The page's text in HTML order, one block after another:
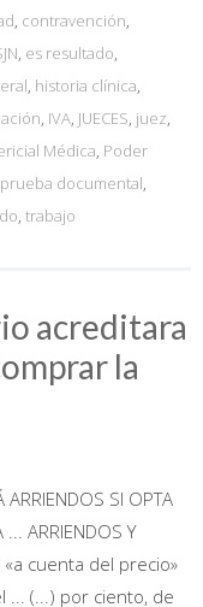
, contravención,
, es resultado,
, historia clínica,
, IVA, JUECES, juez,
Médica, Poder
prueba documental,
, trabajo
acreditara
la
ARRIENDOS SI OPTA
... ARRIENDOS Y
«a cuenta del precio»
... (...) por ciento, de